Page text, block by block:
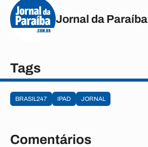
Jornal da Paraíba
Tags
BRASIL247 IPAD JORNAL
Comentários